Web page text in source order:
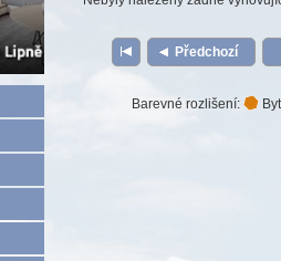
Předchozí
Barevné rozlišení: